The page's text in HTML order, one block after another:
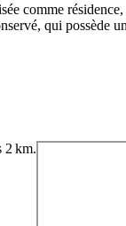
comme
qui possède
2 km.